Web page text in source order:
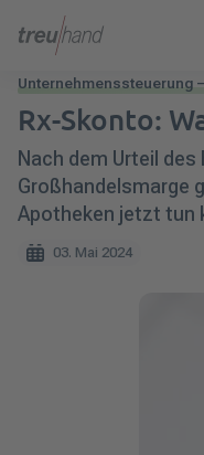
Unternehmenssteuerung
Rx-Skonto:
Nach dem Urteil
Großhandelsmarge
Apotheken jetzt tun
03. Mai 2024